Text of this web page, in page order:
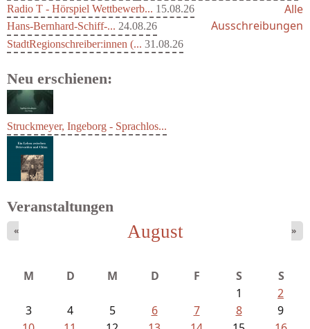
Radio T - Hörspiel Wettbewerb... 15.08.26
Hans-Bernhard-Schiff-... 24.08.26
StadtRegionschreiber:innen (... 31.08.26
Alle
Ausschreibungen
Neu erschienen:
Ein Leben zwischen Drievorden und...
Struckmeyer, Ingeborg - Sprachlos...
Veranstaltungen
August
« »
M D M D F S
S
1
2
3
4 5 6 7 8
9